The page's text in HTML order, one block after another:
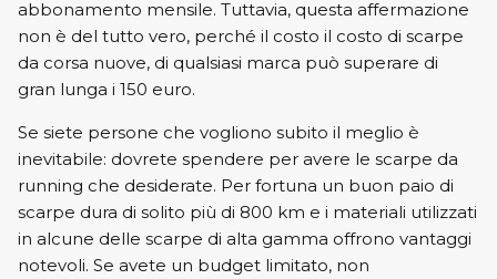
ON
Saucony
Saucony
abbonamento mensile. Tuttavia, questa affermazione
non è del tutto vero, perché il costo il costo di scarpe
da corsa nuove, di qualsiasi marca può superare di
gran lunga i 150 euro.
Se siete persone che vogliono subito il meglio è
inevitabile: dovrete spendere per avere le scarpe da
running che desiderate. Per fortuna un buon paio di
scarpe dura di solito più di 800 km e i materiali utilizzati
in alcune delle scarpe di alta gamma offrono vantaggi
notevoli. Se avete un budget limitato, non